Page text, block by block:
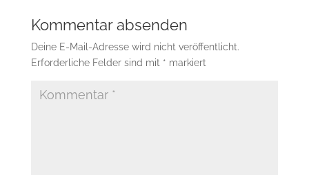
Kommentar absenden
Deine E-Mail-Adresse wird nicht veröffentlicht.
Erforderliche Felder sind mit * markiert